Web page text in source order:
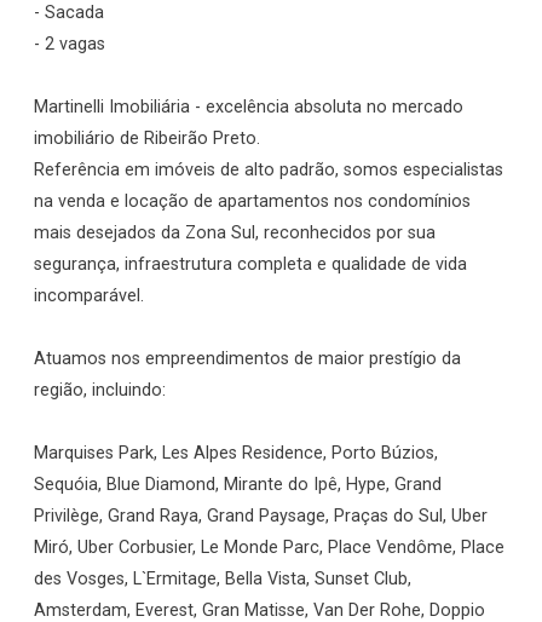
- Sacada
- 2 vagas
Martinelli Imobiliária - excelência absoluta no mercado
imobiliário de Ribeirão Preto.
Referência em imóveis de alto padrão, somos especialistas
na venda e locação de apartamentos nos condomínios
mais desejados da Zona Sul, reconhecidos por sua
segurança, infraestrutura completa e qualidade de vida
incomparável.
Atuamos nos empreendimentos de maior prestígio da
região, incluindo:
Marquises Park, Les Alpes Residence, Porto Búzios,
Sequóia, Blue Diamond, Mirante do Ipê, Hype, Grand
Privilège, Grand Raya, Grand Paysage, Praças do Sul, Uber
Miró, Uber Corbusier, Le Monde Parc, Place Vendôme, Place
des Vosges, L`Ermitage, Bella Vista, Sunset Club,
Amsterdam, Everest, Gran Matisse, Van Der Rohe, Doppio